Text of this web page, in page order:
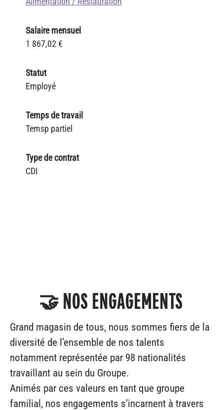
Salaire mensuel
1 867,02 €
Statut
Employé
Temps de travail
Temsp partiel
Type de contrat
CDI
🤝 NOS ENGAGEMENTS
Grand magasin de tous, nous sommes fiers de la
diversité de l’ensemble de nos talents
notamment représentée par 98 nationalités
travaillant au sein du Groupe.
Animés par ces valeurs en tant que groupe
familial, nos engagements s’incarnent à travers